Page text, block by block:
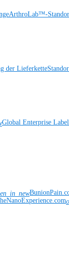
ArthroLab™-
der Lieferkette
Global Enterprise